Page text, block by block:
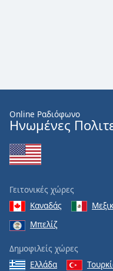
Family
Reset
Done
Close
Modal
End
dialog
window.
Online Ραδιόφωνο
Ηνωμένες
Γειτονικές χώρες
Καναδάς
Μπελίζ
Δημοφιλείς χώρες
Ελλάδα